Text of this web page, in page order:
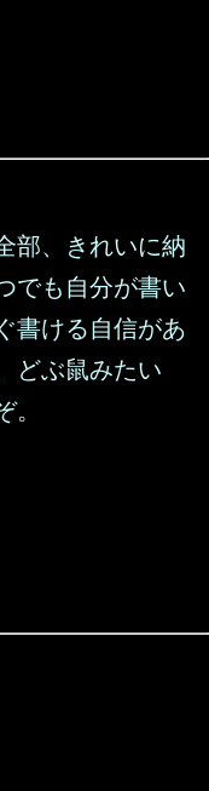
部、きれいに納
でも自分が書い
書ける自信があ
どぶ鼠みたい
。